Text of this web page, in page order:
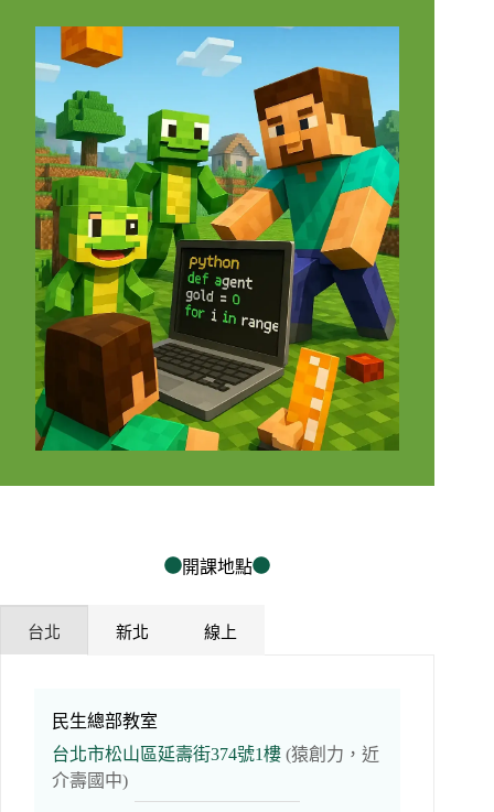
開課地點
台北 新北 線上
民生總部教室
台北市松山區延壽街374號1樓 (猿創力，近
介壽國中)